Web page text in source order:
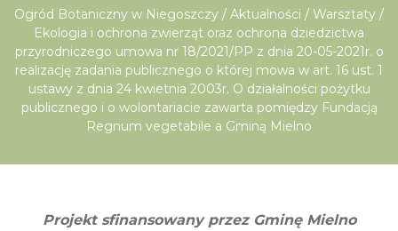
Ogród Botaniczny w Niegoszczy / Aktualności / Warsztaty /
Ekologia i ochrona zwierząt oraz ochrona dziedzictwa
przyrodniczego umowa nr 18/2021/PP z dnia 20-05-2021r. o
realizację zadania publicznego o której mowa w art. 16 ust. 1
ustawy z dnia 24 kwietnia 2003r. O działalności pożytku
publicznego i o wolontariacie zawarta pomiędzy Fundacją
Regnum vegetabile a Gminą Mielno
Projekt sfinansowany przez Gminę Mielno